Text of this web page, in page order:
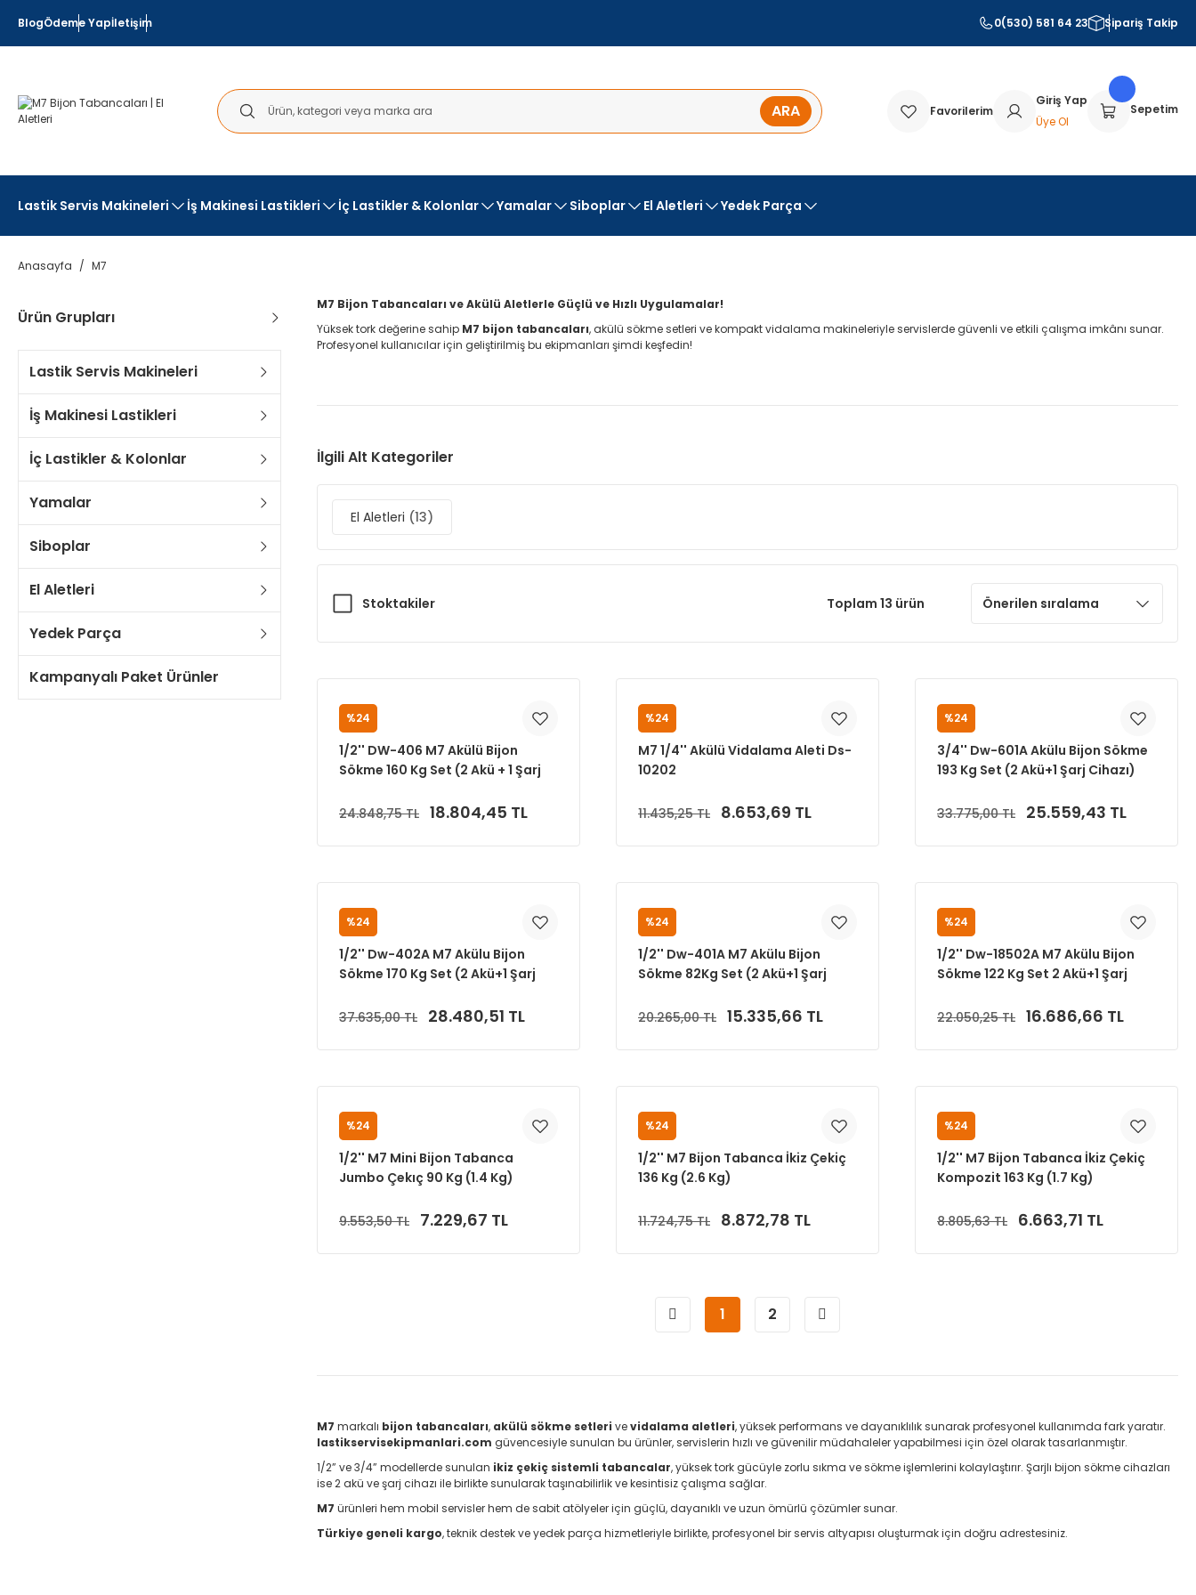
BlogÖdeme Yapİletişim 0(530) 581 64 23 Sipariş Takip
ARA Favorilerim
Giriş Yap
Üye Ol
Sepetim
Lastik Servis Makineleri İş Makinesi Lastikleri İç Lastikler & Kolonlar Yamalar Siboplar El Aletleri Yedek Parça
Anasayfa M7
Ürün Grupları
Lastik Servis Makineleri
İş Makinesi Lastikleri
İç Lastikler & Kolonlar
Yamalar
Siboplar
El Aletleri
Yedek Parça
Kampanyalı Paket Ürünler
M7 Bijon Tabancaları ve Akülü Aletlerle Güçlü ve Hızlı Uygulamalar!
Yüksek tork değerine sahip M7 bijon tabancaları, akülü sökme setleri ve kompakt vidalama makineleriyle servislerde güvenli ve etkili çalışma imkânı sunar.
Profesyonel kullanıcılar için geliştirilmiş bu ekipmanları şimdi keşfedin!
İlgili Alt Kategoriler
El Aletleri (13)
Stoktakiler Toplam 13 ürün
%24
M7
1/2'' DW-406 M7 Akülü Bijon
Sökme 160 Kg Set (2 Akü + 1 Şarj
24.848,75 TL 18.804,45 TL
Sepete Ekle
%24
M7
M7 1/4'' Akülü Vidalama Aleti Ds-
10202
11.435,25 TL 8.653,69 TL
Sepete Ekle
%24
M7
3/4'' Dw-601A Akülu Bijon Sökme
193 Kg Set (2 Akü+1 Şarj Cihazı)
33.775,00 TL 25.559,43 TL
Sepete Ekle
%24
M7
1/2'' Dw-402A M7 Akülu Bijon
Sökme 170 Kg Set (2 Akü+1 Şarj
37.635,00 TL
28.480,51 TL
Sepete Ekle
%24
M7
1/2'' Dw-401A M7 Akülu Bijon
Sökme 82Kg Set (2 Akü+1 Şarj
20.265,00 TL 15.335,66 TL
Sepete Ekle
%24
M7
1/2'' Dw-18502A M7 Akülu Bijon
Sökme 122 Kg Set 2 Akü+1 Şarj
22.050,25 TL 16.686,66 TL
Sepete Ekle
%24
M7
1/2'' M7 Mini Bijon Tabanca
Jumbo Çekıç 90 Kg (1.4 Kg)
9.553,50 TL 7.229,67 TL
Sepete Ekle
%24
M7
1/2'' M7 Bijon Tabanca İkiz Çekiç
136 Kg (2.6 Kg)
11.724,75 TL 8.872,78 TL
Sepete Ekle
%24
M7
1/2'' M7 Bijon Tabanca İkiz Çekiç
Kompozit 163 Kg (1.7 Kg)
8.805,63 TL 6.663,71 TL
Sepete Ekle
1 2
M7 markalı bijon tabancaları, akülü sökme setleri vevidalama aletleri, yüksek performans ve dayanıklılık sunarak profesyonel kullanımda fark yaratır.
lastikservisekipmanlari.com güvencesiyle sunulan bu ürünler, servislerin hızlı ve güvenilir müdahaleler yapabilmesi için özel olarak tasarlanmıştır.
1/2” ve 3/4” modellerde sunulan ikiz çekiç sistemli tabancalar, yüksek tork gücüyle zorlu sıkma ve sökme işlemlerini kolaylaştırır. Şarjlı bijon sökme cihazları
ise 2 akü ve şarj cihazı ile birlikte sunularak taşınabilirlik ve kesintisiz çalışma sağlar.
M7 ürünleri hem mobil servisler hem de sabit atölyeler için güçlü, dayanıklı ve uzun ömürlü çözümler sunar.
Türkiye geneli kargo, teknik destek ve yedek parça hizmetleriyle birlikte, profesyonel bir servis altyapısı oluşturmak için doğru adrestesiniz.